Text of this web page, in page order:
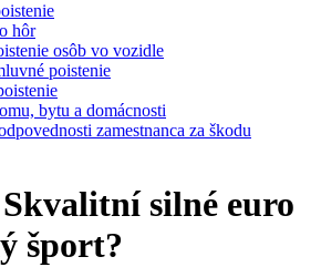
hôr
osôb vo vozidle
poistenie
bytu a domácnosti
zamestnanca za škodu
silné euro
šport?